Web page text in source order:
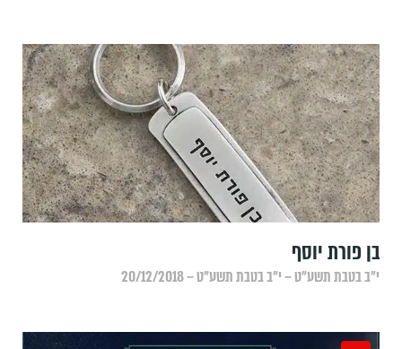
בן פורת יוסף
י״ב בטבת תשע״ט – י״ב בטבת תשע״ט – 20/12/2018